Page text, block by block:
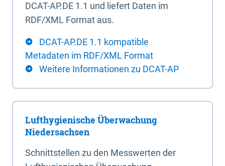
DCAT-AP.DE 1.1 und liefert Daten im
RDF/XML Format aus.
DCAT-AP.DE 1.1 kompatible
Metadaten im RDF/XML Format
Weitere Informationen zu DCAT-AP
Lufthygienische Überwachung
Niedersachsen
Schnittstellen zu den Messwerten der